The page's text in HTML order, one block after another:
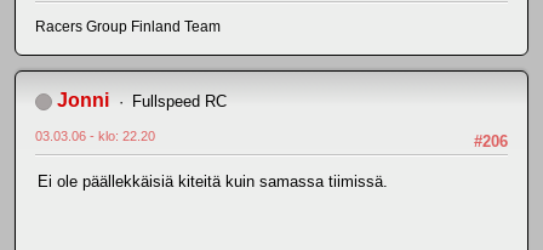
Racers Group Finland Team
Jonni Fullspeed RC
#206
03.03.06 - klo: 22.20
Ei ole päällekkäisiä kiteitä kuin samassa tiimissä.